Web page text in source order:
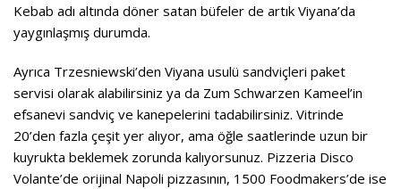
Kebab adı altında döner satan büfeler de artık Viyana’da
yaygınlaşmış durumda.
Ayrıca Trzesniewski’den Viyana usulü sandviçleri paket
servisi olarak alabilirsiniz ya da Zum Schwarzen Kameel’in
efsanevi sandviç ve kanepelerini tadabilirsiniz. Vitrinde
20’den fazla çeşit yer alıyor, ama öğle saatlerinde uzun bir
kuyrukta beklemek zorunda kalıyorsunuz. Pizzeria Disco
Volante’de orijinal Napoli pizzasının, 1500 Foodmakers’de ise